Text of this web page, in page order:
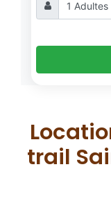
trail